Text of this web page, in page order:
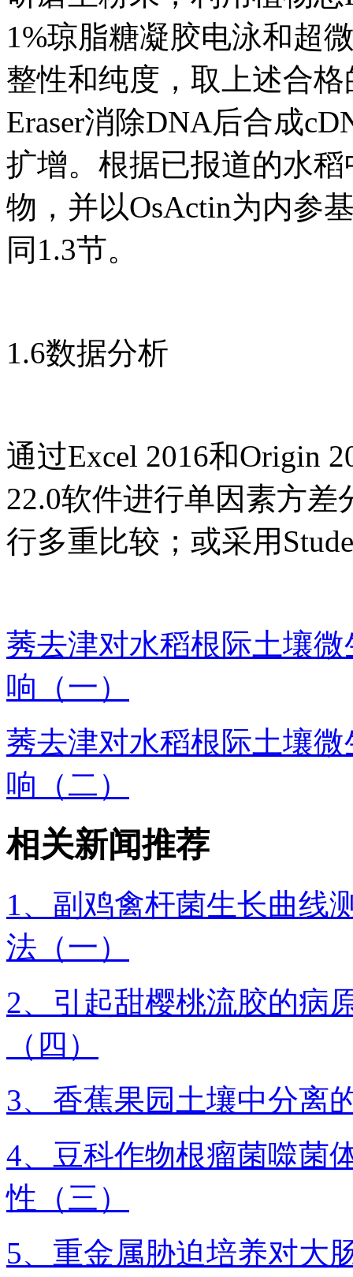
1%琼脂糖凝胶电泳和超
整性和纯度，取上述合
Eraser消除DNA后合成
扩增。根据已报道的水
物，并以OsActin为内参
同1.3节。
1.6数据分析
通过Excel 2016和Origin
22.0软件进行单因素方差
行多重比较；或采用
莠去津对水稻根际土壤
响（一）
莠去津对水稻根际土壤
响（二）
相关新闻推荐
1、副鸡禽杆菌生长曲线
法（一）
2、引起甜樱桃流胶的病
（四）
3、香蕉果园土壤中分离
4、豆科作物根瘤菌噬菌
性（三）
5、重金属胁迫培养对大